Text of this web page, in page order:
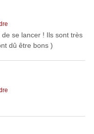
se lancer ! Ils sont très
dû être bons )